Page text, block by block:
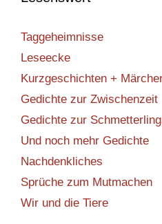
Taggeheimnisse
Leseecke
Kurzgeschichten +
Gedichte zur Zwischenzeit
Gedichte zur
Und noch mehr Gedichte
Nachdenkliches
Sprüche zum Mutmachen
Wir und die Tiere